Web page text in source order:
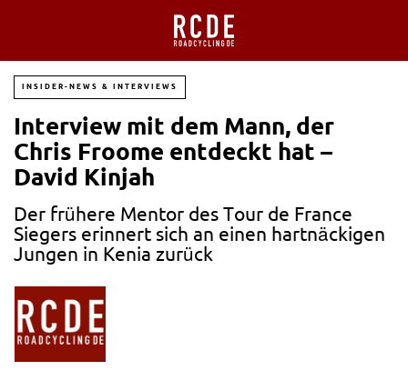
INSIDER-NEWS & INTERVIEWS
Interview mit dem Mann, der
Chris Froome entdeckt hat –
David Kinjah
Der frühere Mentor des Tour de France
Siegers erinnert sich an einen hartnäckigen
Jungen in Kenia zurück